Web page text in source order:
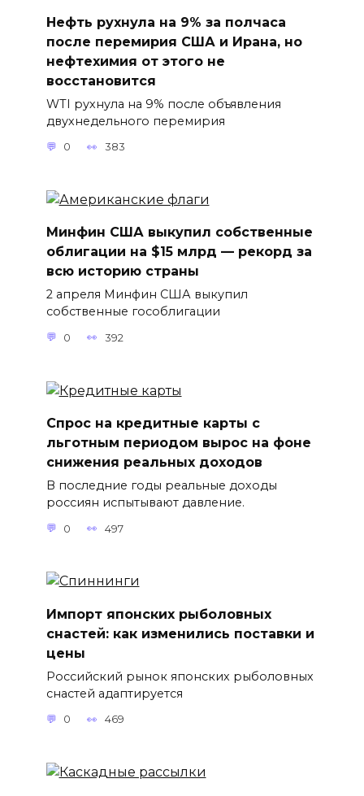
Нефть рухнула на 9% за полчаса
после перемирия США и Ирана, но
нефтехимия от этого не
восстановится
WTI рухнула на 9% после объявления
двухнедельного перемирия
0 383
Минфин США выкупил собственные
облигации на $15 млрд — рекорд за
всю историю страны
2 апреля Минфин США выкупил
собственные гособлигации
0 392
Спрос на кредитные карты с
льготным периодом вырос на фоне
снижения реальных доходов
В последние годы реальные доходы
россиян испытывают давление.
0 497
Импорт японских рыболовных
снастей: как изменились поставки и
цены
Российский рынок японских рыболовных
снастей адаптируется
0 469